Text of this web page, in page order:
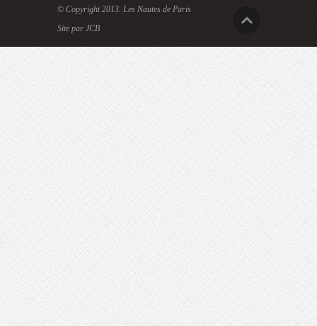
© Copyright 2013. Les Nautes de Paris
Site par JCB